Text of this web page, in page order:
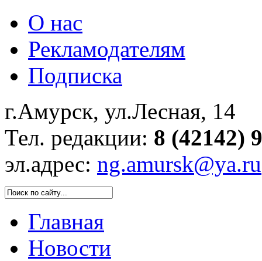
О нас
Рекламодателям
Подписка
г.Амурск, ул.Лесная, 14
Тел. редакции: 8 (42142)
эл.адрес: ng.amursk@ya.ru
Главная
Новости